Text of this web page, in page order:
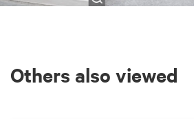
Others also viewed